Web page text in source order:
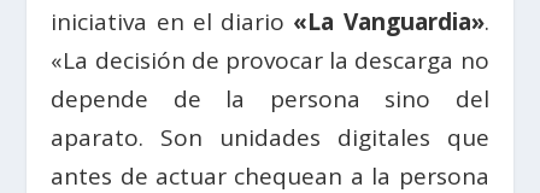
iniciativa en el diario «La Vanguardia».
«La decisión de provocar la descarga no
depende de la persona sino del
aparato. Son unidades digitales que
antes de actuar chequean a la persona